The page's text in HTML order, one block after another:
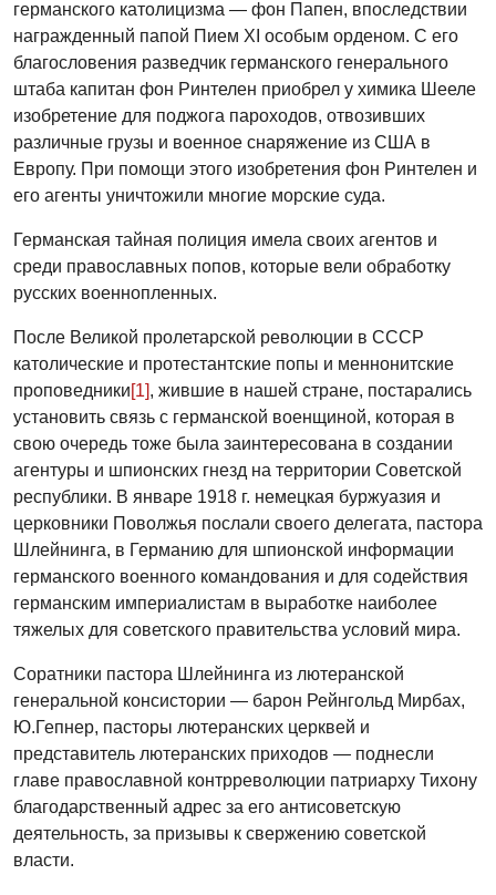
германского католицизма — фон Папен, впоследствии
награжденный папой Пием XI особым орденом. С его
благословения разведчик германского генерального
штаба капитан фон Ринтелен приобрел у химика Шееле
изобретение для поджога пароходов, отвозивших
различные грузы и военное снаряжение из США в
Европу. При помощи этого изобретения фон Ринтелен и
его агенты уничтожили многие морские суда.
Германская тайная полиция имела своих агентов и
среди православных попов, которые вели обработку
русских военнопленных.
После Великой пролетарской революции в СССР
католические и протестантские попы и меннонитские
проповедники[1], жившие в нашей стране, постарались
установить связь с германской военщиной, которая в
свою очередь тоже была заинтересована в создании
агентуры и шпионских гнезд на территории Советской
республики. В январе 1918 г. немецкая буржуазия и
церковники Поволжья послали своего делегата, пастора
Шлейнинга, в Германию для шпионской информации
германского военного командования и для содействия
германским империалистам в выработке наиболее
тяжелых для советского правительства условий мира.
Соратники пастора Шлейнинга из лютеранской
генеральной консистории — барон Рейнгольд Мирбах,
Ю.Гепнер, пасторы лютеранских церквей и
представитель лютеранских приходов — поднесли
главе православной контрреволюции патриарху Тихону
благодарственный адрес за его антисоветскую
деятельность, за призывы к свержению советской
власти.